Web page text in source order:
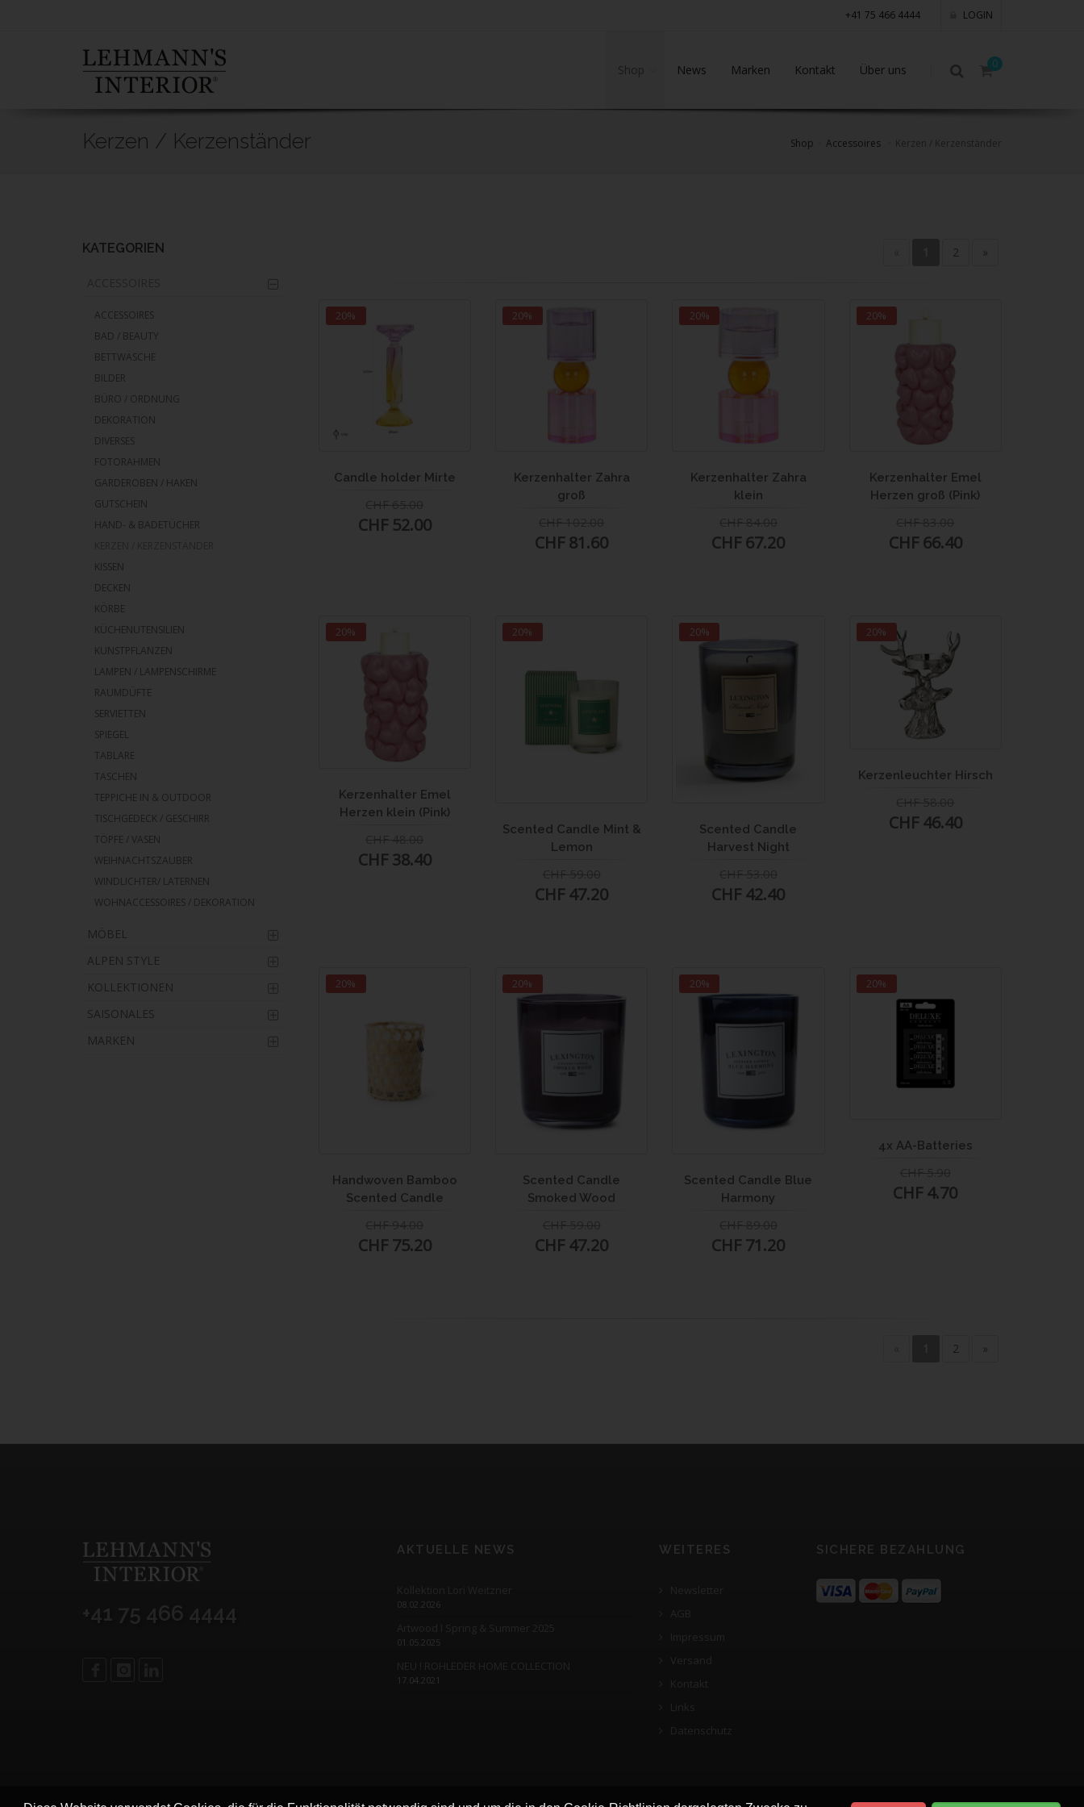
+41 75 466 4444 LOGIN
0
Shop News Marken Kontakt Über uns
Kerzen / Kerzenständer Shop Accessoires Kerzen / Kerzenständer
KATEGORIEN
ACCESSOIRES
BAD / BEAUTY
BETTWÄSCHE
BILDER
BÜRO / ORDNUNG
DEKORATION
DIVERSES
FOTORAHMEN
GARDEROBEN / HAKEN
GUTSCHEIN
HAND- & BADETÜCHER
KISSEN
DECKEN
KÖRBE
KÜCHENUTENSILIEN
KUNSTPFLANZEN
LAMPEN / LAMPENSCHIRME
RAUMDÜFTE
SERVIETTEN
SPIEGEL
TABLARE
TASCHEN
TEPPICHE IN & OUTDOOR
TISCHGEDECK / GESCHIRR
TÖPFE / VASEN
WEIHNACHTSZAUBER
WINDLICHTER/ LATERNEN
WOHNACCESSOIRES / DEKORATION
MÖBEL
ALPEN STYLE
KOLLEKTIONEN
SAISONALES
MARKEN
2 »
20%
Candle holder Mirte
CHF 52.00
20%
Kerzenhalter Zahra
groß
CHF 81.60
20%
Kerzenhalter Zahra
klein
CHF 67.20
20%
Kerzenhalter Emel
Herzen groß (Pink)
CHF 66.40
20%
Kerzenhalter Emel
Herzen klein (Pink)
CHF 38.40
20%
Scented Candle Mint &
Lemon
CHF 47.20
20%
Scented Candle
Harvest Night
CHF 42.40
20%
Kerzenleuchter Hirsch
CHF 46.40
20%
Handwoven Bamboo
Scented Candle
CHF 75.20
20%
Scented Candle
Smoked Wood
CHF 47.20
20%
Scented Candle Blue
Harmony
CHF 71.20
20%
4x AA-Batteries
CHF 4.70
2 »
+41 75 466 4444
AKTUELLE NEWS
08.02.2026
01.05.2025
17.04.2021
WEITERES SICHERE BEZAHLUNG